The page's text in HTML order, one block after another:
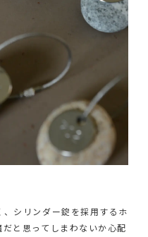
シリンダー錠を採用するホ
と思ってしまわないか心配